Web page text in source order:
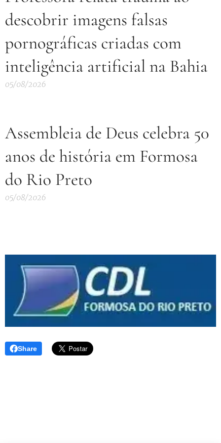
descobrir imagens falsas
pornográficas criadas com
inteligência artificial na Bahia
05/08/2026
Assembleia de Deus celebra 50
anos de história em Formosa
do Rio Preto
05/08/2026
Share